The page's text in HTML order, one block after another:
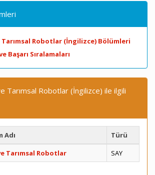
Tarımsal Robotlar (İngilizce) Bölümleri
Başarı Sıralamaları
Tarımsal Robotlar (İngilizce) ile ilgili
Adı
Türü
Tarımsal Robotlar
SAY